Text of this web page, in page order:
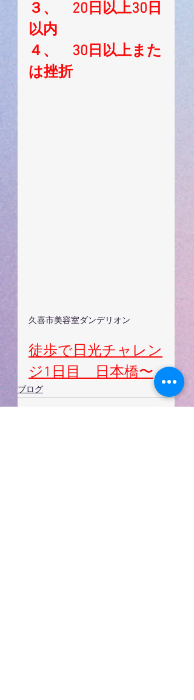
３、　20日以上30日
以内
４、　30日以上また
は挫折
久喜市美容室ダンデリオン
徒歩で日光チャレン
ジ1日目　日本橋〜
ブログ